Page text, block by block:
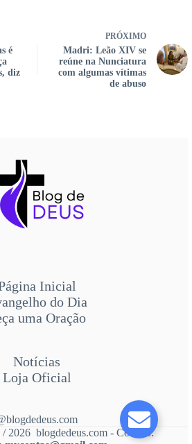
é
diz
PRÓXIMO
Madri: Leão XIV se
reúne na Nunciatura
com algumas vítimas
de abuso
Inicial
do Dia
uma Oração
Notícias
Loja Oficial
2026 blogdedeus.com - Contato: